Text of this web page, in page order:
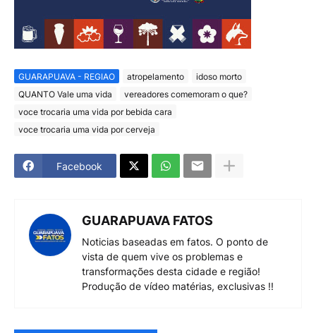
GUARAPUAVA - REGIAO atropelamento
idoso morto
QUANTO Vale uma vida
vereadores comemoram o que?
voce trocaria uma vida por bebida cara
voce trocaria uma vida por cerveja
Facebook
GUARAPUAVA FATOS
Noticias baseadas em fatos. O ponto de
vista de quem vive os problemas e
transformações desta cidade e região!
Produção de vídeo matérias, exclusivas !!